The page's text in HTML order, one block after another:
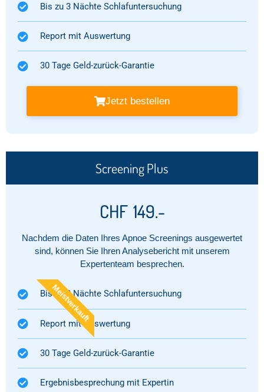
Bis zu 3 Nächte Schlafuntersuchung
Report mit Auswertung​
30 Tage Geld-zurück-Garantie​
Jetzt bestellen
Screening Plus
CHF 149.-
Nachdem die Daten Ihres Apnoe Screenings ausgewertet
sind, können Sie Ihren Analysebericht mit unserem
Expertenteam besprechen.
Meistverkauft
Bis zu 3 Nächte Schlafuntersuchung
Report mit Auswertung​
30 Tage Geld-zurück-Garantie
Ergebnisbesprechung mit Expertin